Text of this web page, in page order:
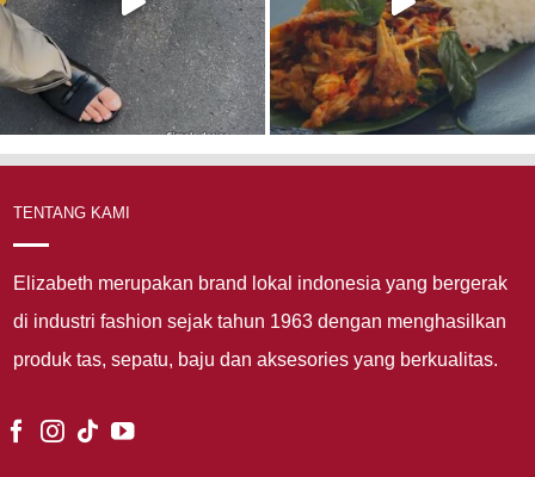
TENTANG KAMI
Elizabeth merupakan brand lokal indonesia yang bergerak
di industri fashion sejak tahun 1963 dengan menghasilkan
produk tas, sepatu, baju dan aksesories yang berkualitas.